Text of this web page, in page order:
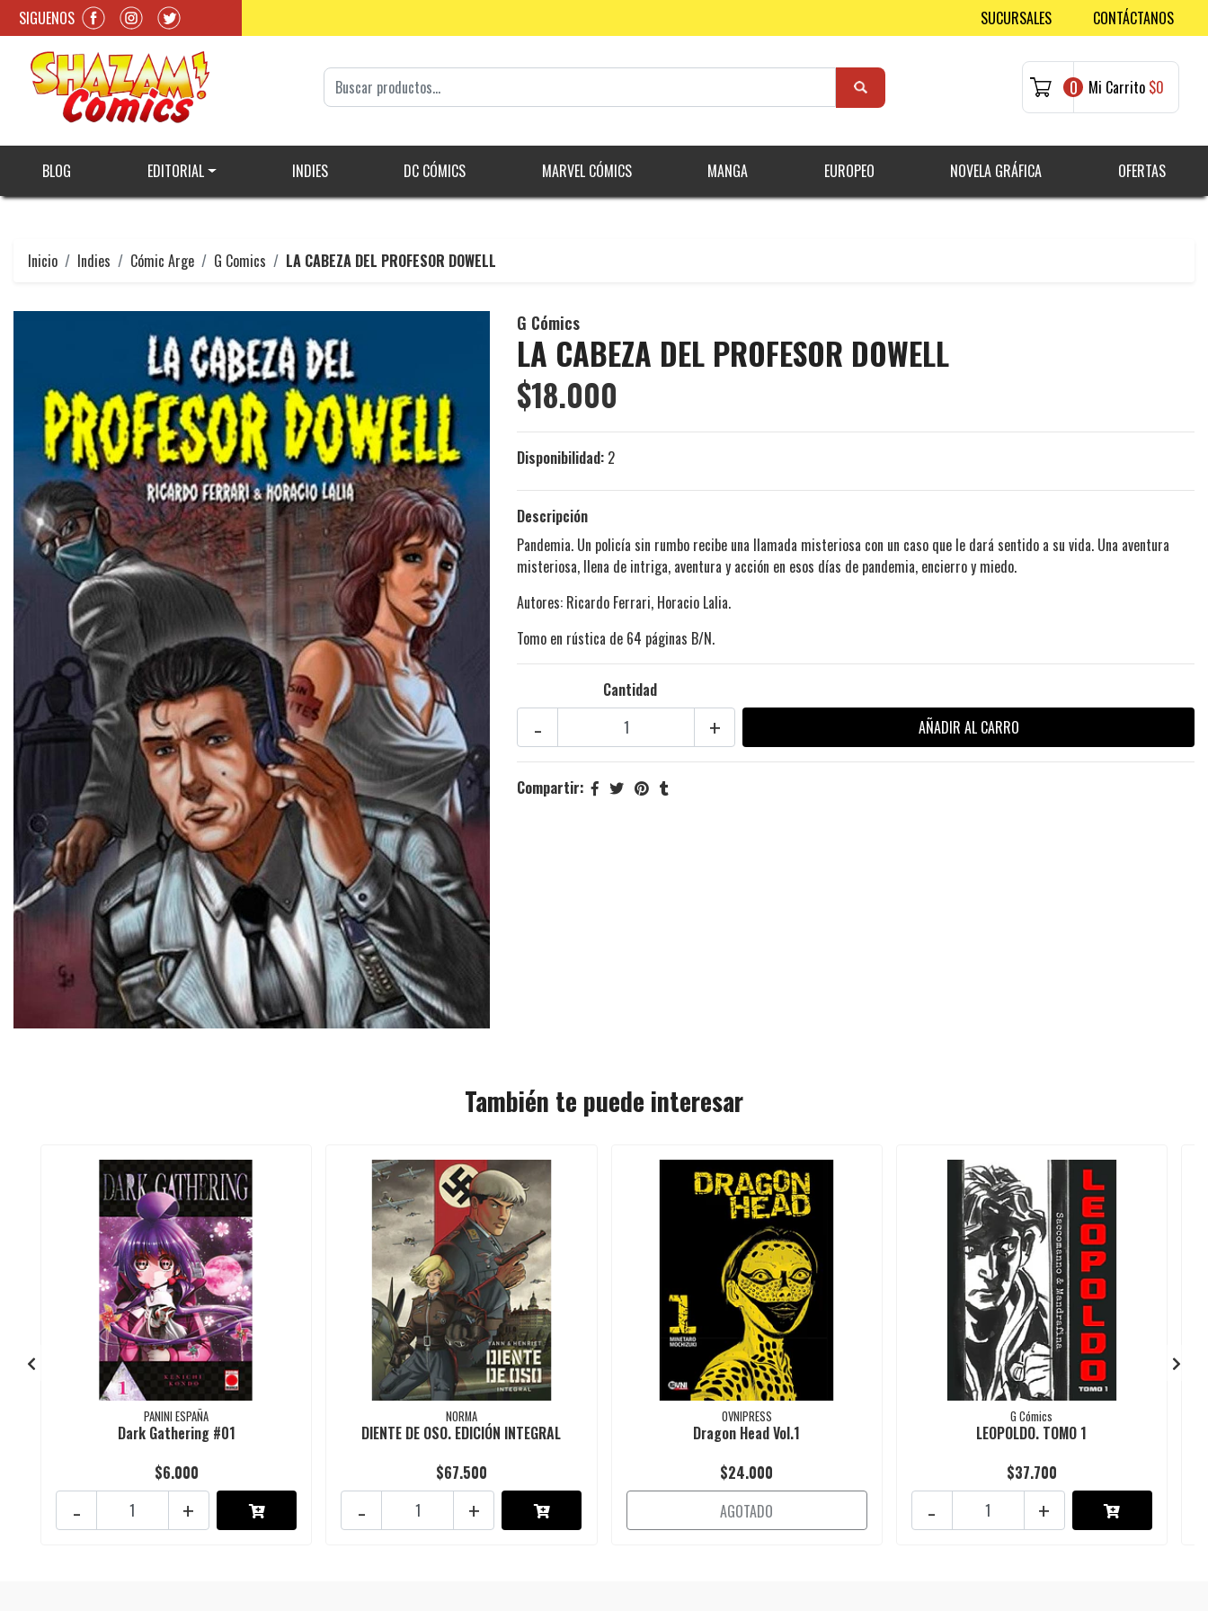
SIGUENOS SUCURSALES CONTÁCTANOS
0 Mi Carrito $0
BLOG EDITORIAL INDIES DC CÓMICS MARVEL CÓMICS MANGA EUROPEO NOVELA GRÁFICA OFERTAS
Inicio Indies Cómic Arge G Comics LA CABEZA DEL PROFESOR DOWELL
G Cómics
LA CABEZA DEL PROFESOR DOWELL
$18.000
Disponibilidad: 2
Descripción
Pandemia. Un policía sin rumbo recibe una llamada misteriosa con un caso que le dará sentido a su vida. Una aventura
misteriosa, llena de intriga, aventura y acción en esos días de pandemia, encierro y miedo.
Autores: Ricardo Ferrari, Horacio Lalia.
Tomo en rústica de 64 páginas B/N.
Cantidad
+
-
Compartir:
También te puede interesar
PANINI ESPAÑA
Dark Gathering #01
$6.000
+
-
NORMA
DIENTE DE OSO. EDICIÓN INTEGRAL
$67.500
+
-
OVNIPRESS
Dragon Head Vol.1
$24.000
AGOTADO
G Cómics
LEOPOLDO. TOMO 1
$37.700
+
-